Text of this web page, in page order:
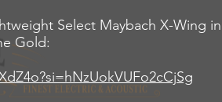
Select Maybach X-Wing in
Gold: